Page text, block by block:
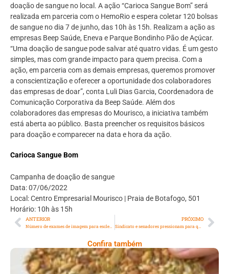
doação de sangue no local. A ação “Carioca Sangue Bom” será
realizada em parceria com o HemoRio e espera coletar 120 bolsas
de sangue no dia 7 de junho, das 10h às 15h. Realizam a ação as
empresas Beep Saúde, Eneva e Parque Bondinho Pão de Açúcar.
“Uma doação de sangue pode salvar até quatro vidas. É um gesto
simples, mas com grande impacto para quem precisa. Com a
ação, em parceria com as demais empresas, queremos promover
a conscientização e oferecer a oportunidade dos colaboradores
das empresas de doar”, conta Luli Dias Garcia, Coordenadora de
Comunicação Corporativa da Beep Saúde. Além dos
colaboradores das empresas do Mourisco, a iniciativa também
está aberta ao público. Basta preencher os requisitos básicos
para doação e comparecer na data e hora da ação.
Carioca Sangue Bom
Campanha de doação de sangue
Data: 07/06/2022
Local: Centro Empresarial Mourisco | Praia de Botafogo, 501
Horário: 10h às 15h
ANTERIOR PRÓXIMO
Confira também